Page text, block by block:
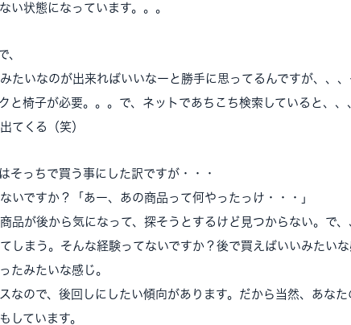
い状態になっています。。。
、
たいなのが出来ればいいなーと勝手に思ってるんですが、、
と椅子が必要。。。で、ネットであちこち検索していると、、
てくる（笑）
そっちで買う事にした訳ですが・・・
いですか？「あー、あの商品って何やったっけ・・・」
品が後から気になって、探そうとするけど見つからない。で、
しまう。そんな経験ってないですか？後で買えばいいみたい
たみたいな感じ。
なので、後回しにしたい傾向があります。だから当然、あなた
しています。